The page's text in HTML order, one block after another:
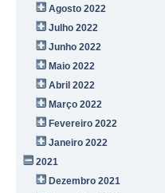
Agosto 2022
Julho 2022
Junho 2022
Maio 2022
Abril 2022
Março 2022
Fevereiro 2022
Janeiro 2022
2021
Dezembro 2021